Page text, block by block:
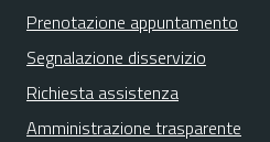
Prenotazione appuntamento
Segnalazione disservizio
Richiesta assistenza
Amministrazione trasparente